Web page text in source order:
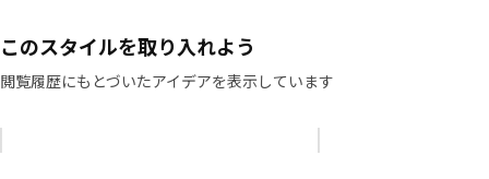
このスタイルを取り入れよう
閲覧履歴にもとづいたアイデアを表示しています